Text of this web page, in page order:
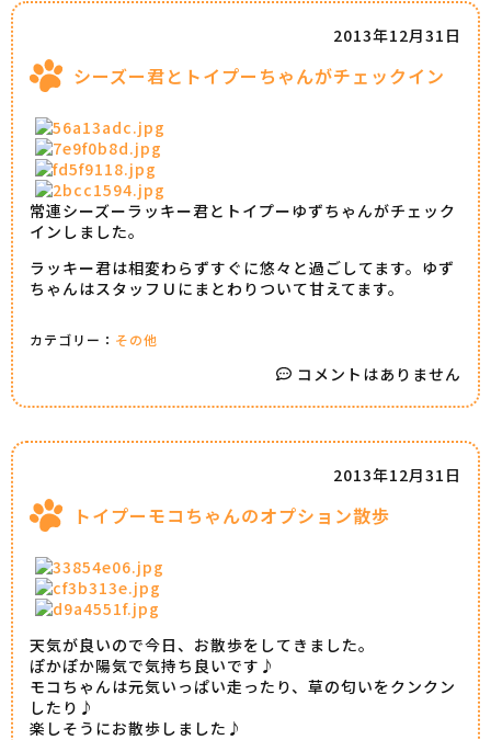
シーズー君とトイプーちゃんがチェックイン
2013年12月31日
常連シーズーラッキー君とトイプーゆずちゃんがチェック
インしました。
ラッキー君は相変わらずすぐに悠々と過ごしてます。ゆず
ちゃんはスタッフＵにまとわりついて甘えてます。
カテゴリー： その他
コメントはありません
トイプーモコちゃんのオプション散歩
2013年12月31日
天気が良いので今日、お散歩をしてきました。
ぽかぽか陽気で気持ち良いです♪
モコちゃんは元気いっぱい走ったり、草の匂いをクンクン
したり♪
楽しそうにお散歩しました♪